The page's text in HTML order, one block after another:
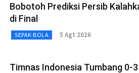
Bobotoh Prediksi Persib
di Final
SEPAK BOLA 5 Agt 2026
Timnas Indonesia Tumbang 0-